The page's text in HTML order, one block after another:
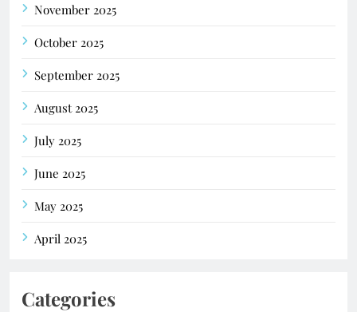
November 2025
October 2025
September 2025
August 2025
July 2025
June 2025
May 2025
April 2025
Categories